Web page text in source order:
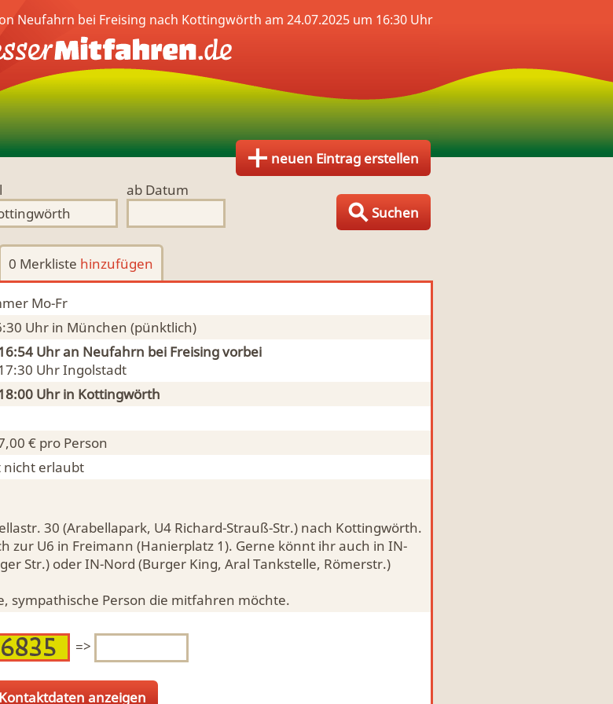
neuen Eintrag erstellen
ab Datum
Suchen
Neufahrn bei Freising nach Kottingwörth am 24.07.2025 um 16:30 Uhr
0 Merkliste hinzufügen
Mo-Fr
Uhr in München (pünktlich)
Uhr an Neufahrn bei Freisingvorbei
UhrIngolstadt
Uhr in Kottingwörth
€ pro Person
nicht erlaubt
30 (Arabellapark, U4 Richard-Strauß-Str.) nach Kottingwörth.
zur U6 in Freimann (Hanierplatz 1). Gerne könnt ihr auch in IN-
Str.) oder IN-Nord (Burger King, Aral Tankstelle, Römerstr.)
sympathische Person die mitfahren möchte.
=>